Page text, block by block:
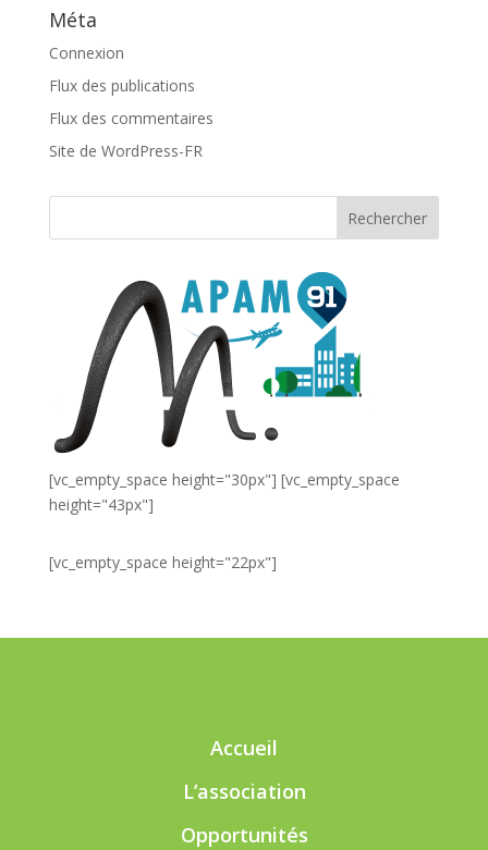
Méta
Connexion
Flux des publications
Flux des commentaires
Site de WordPress-FR
[vc_empty_space height="30px"] [vc_empty_space
height="43px"]
[vc_empty_space height="22px"]
Accueil
L’association
Opportunités